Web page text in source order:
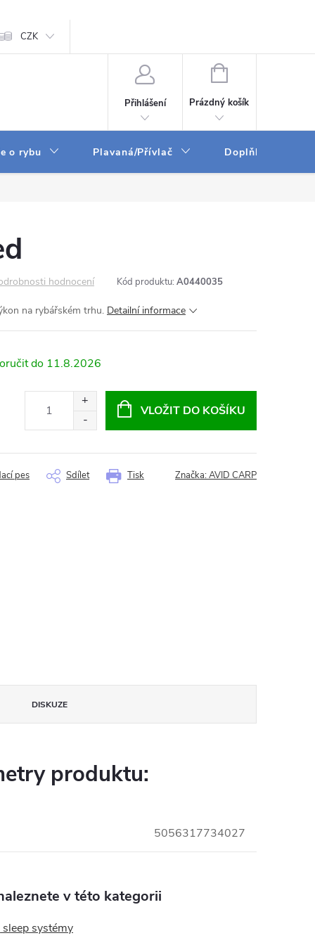
Zpracování osobních údajů
CZK
Přihlášení
NÁKUPNÍ
Prázdný košík
o rybu Plavaná/Přívlač Doplňky a
hodnocení Kód produktu: A0440035
na rybářském trhu. Detailní informace
11.8.2026
VLOŽIT DO KOŠÍKU
Tisk
pes Sdílet Značka:AVID CARP
DISKUZE
produktu:
5056317734027
v této kategorii
sleep systémy